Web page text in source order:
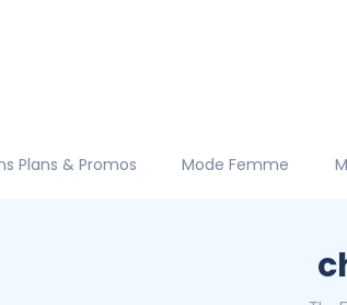
Plans & Promos Mode Femme